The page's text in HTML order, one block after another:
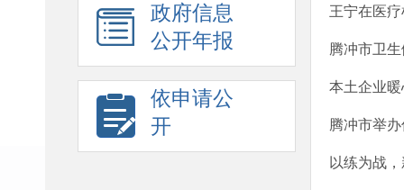
政府信息
公开年报
依申请公
开
王宁在医
腾冲市卫
本土企业
腾冲市举
以练为战